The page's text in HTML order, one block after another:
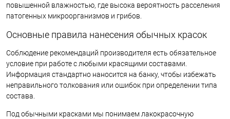
повышенной влажностью, где высока вероятность расселения
патогенных микроорганизмов и грибов.
Основные правила нанесения обычных красок
Соблюдение рекомендаций производителя есть обязательное
условие при работе с любыми красящими составами.
Информация стандартно наносится на банку, чтобы избежать
неправильного толкования или ошибок при определении типа
состава.
Под обычными красками мы понимаем лакокрасочную